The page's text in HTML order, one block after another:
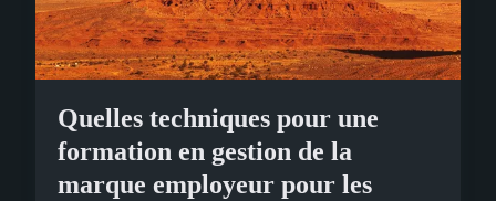
Quelles techniques pour une
formation en gestion de la
marque employeur pour les